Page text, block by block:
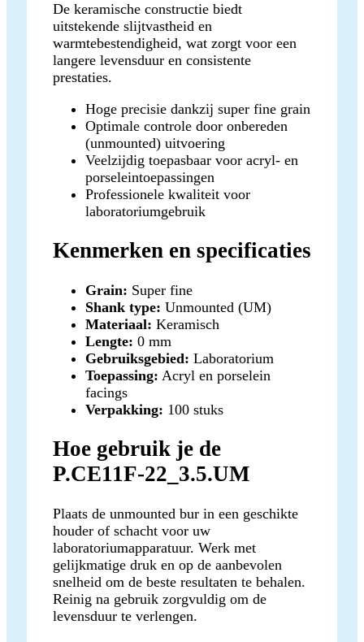
De keramische constructie biedt
uitstekende slijtvastheid en
warmtebestendigheid, wat zorgt voor een
langere levensduur en consistente
prestaties.
Hoge precisie dankzij super fine grain
Optimale controle door onbereden
(unmounted) uitvoering
Veelzijdig toepasbaar voor acryl- en
porseleintoepassingen
Professionele kwaliteit voor
laboratoriumgebruik
Kenmerken en specificaties
Grain: Super fine
Shank type: Unmounted (UM)
Materiaal: Keramisch
Lengte: 0 mm
Gebruiksgebied: Laboratorium
Toepassing: Acryl en porselein
facings
Verpakking: 100 stuks
Hoe gebruik je de
P.CE11F-22_3.5.UM
Plaats de unmounted bur in een geschikte
houder of schacht voor uw
laboratoriumapparatuur. Werk met
gelijkmatige druk en op de aanbevolen
snelheid om de beste resultaten te behalen.
Reinig na gebruik zorgvuldig om de
levensduur te verlengen.